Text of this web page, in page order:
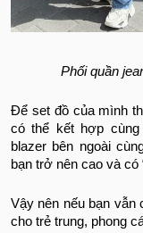
Phối quần
Để set đồ của mình
có thể kết hợp cùng
blazer bên ngoài
bạn trở nên cao và có
Vậy nên nếu bạn vẫn
cho trẻ trung, phong